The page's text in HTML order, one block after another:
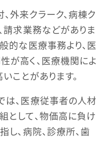
外来クラーク、病棟ク
請求業務などがありま
的な医療事務より、医
が高く、医療機関によ
ことがあります。
、医療従事者の人材
として、物価高に負け
し、病院、診療所、歯